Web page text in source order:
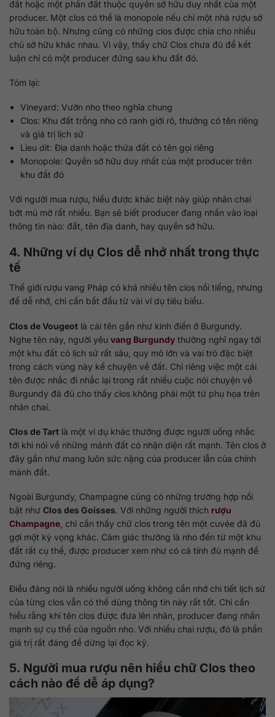
đất hoặc một phần đất thuộc quyền sở hữu duy nhất của một
producer. Một clos có thể là monopole nếu chỉ một nhà rượu sở
hữu toàn bộ. Nhưng cũng có những clos được chia cho nhiều
chủ sở hữu khác nhau. Vì vậy, thấy chữ Clos chưa đủ để kết
luận chỉ có một producer đứng sau khu đất đó.
Tóm lại:
Vineyard: Vườn nho theo nghĩa chung
Clos: Khu đất trồng nho có ranh giới rõ, thường có tên riêng
và giá trị lịch sử
Lieu dit: Địa danh hoặc thửa đất có tên gọi riêng
Monopole: Quyền sở hữu duy nhất của một producer trên
khu đất đó
Với người mua rượu, hiểu được khác biệt này giúp nhãn chai
bớt mù mờ rất nhiều. Bạn sẽ biết producer đang nhấn vào loại
thông tin nào: đất, tên địa danh, hay quyền sở hữu.
4. Những ví dụ Clos dễ nhớ nhất trong thực
tế
Thế giới rượu vang Pháp có khá nhiều tên clos nổi tiếng, nhưng
để dễ nhớ, chỉ cần bắt đầu từ vài ví dụ tiêu biểu.
Clos de Vougeot là cái tên gần như kinh điển ở Burgundy.
Nghe tên này, người yêu vang Burgundy thường nghĩ ngay tới
một khu đất có lịch sử rất sâu, quy mô lớn và vai trò đặc biệt
trong cách vùng này kể chuyện về đất. Chỉ riêng việc một cái
tên được nhắc đi nhắc lại trong rất nhiều cuộc nói chuyện về
Burgundy đã đủ cho thấy clos không phải một từ phụ họa trên
nhãn chai.
Clos de Tart là một ví dụ khác thường được người uống nhắc
tới khi nói về những mảnh đất có nhận diện rất mạnh. Tên clos ở
đây gần như mang luôn sức nặng của producer lẫn của chính
mảnh đất.
Ngoài Burgundy, Champagne cũng có những trường hợp nổi
bật như Clos des Goisses. Với những người thích rượu
Champagne , chỉ cần thấy chữ clos trong tên một cuvée đã đủ
gợi một kỳ vọng khác. Cảm giác thường là nho đến từ một khu
đất rất cụ thể, được producer xem như có cá tính đủ mạnh để
đứng riêng.
Điều đáng nói là nhiều người uống không cần nhớ chi tiết lịch sử
của từng clos vẫn có thể dùng thông tin này rất tốt. Chỉ cần
hiểu rằng khi tên clos được đưa lên nhãn, producer đang nhấn
mạnh sự cụ thể của nguồn nho. Với nhiều chai rượu, đó là phần
giá trị rất đáng để dừng lại đọc kỹ.
5. Người mua rượu nên hiểu chữ Clos theo
cách nào để dễ áp dụng?